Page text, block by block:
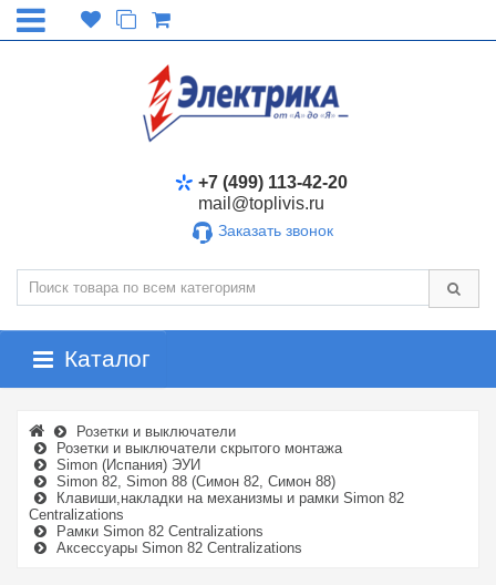
+7 (499) 113-42-20
mail@toplivis.ru
Заказать звонок
Каталог
Розетки и выключатели
Розетки и выключатели скрытого монтажа
Simon (Испания) ЭУИ
Simon 82, Simon 88 (Симон 82, Симон 88)
Клавиши,накладки на механизмы и рамки Simon 82
Centralizations
Рамки Simon 82 Centralizations
Аксессуары Simon 82 Centralizations